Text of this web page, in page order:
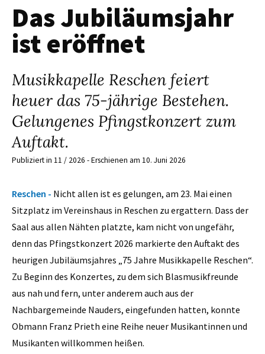
Das Jubiläumsjahr
ist eröffnet
Musikkapelle Reschen feiert
heuer das 75-jährige Bestehen.
Gelungenes Pfingstkonzert zum
Auftakt.
Publiziert in 11 / 2026 - Erschienen am 10. Juni 2026
Reschen - Nicht allen ist es gelungen, am 23. Mai einen
Sitzplatz im Vereinshaus in Reschen zu ergattern. Dass der
Saal aus allen Nähten platzte, kam nicht von ungefähr,
denn das Pfingstkonzert 2026 markierte den Auftakt des
heurigen Jubiläumsjahres „75 Jahre Musikkapelle Reschen“.
Zu Beginn des Konzertes, zu dem sich Blasmusikfreunde
aus nah und fern, unter anderem auch aus der
Nachbargemeinde Nauders, eingefunden hatten, konnte
Obmann Franz Prieth eine Reihe neuer Musikantinnen und
Musikanten willkommen heißen.